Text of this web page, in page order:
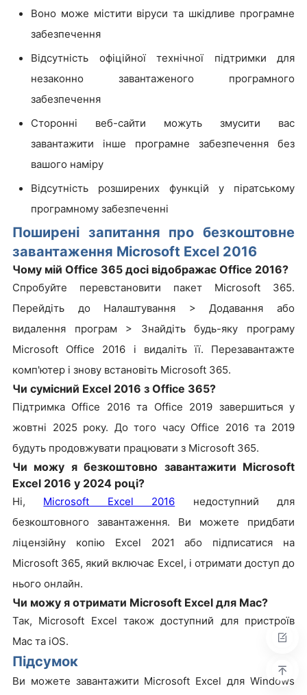
Воно може містити віруси та шкідливе програмне
забезпечення
Відсутність офіційної технічної підтримки для
незаконно завантаженого програмного
забезпечення
Сторонні веб-сайти можуть змусити вас
завантажити інше програмне забезпечення без
вашого наміру
Відсутність розширених функцій у піратському
програмному забезпеченні
Поширені запитання про безкоштовне
завантаження Microsoft Excel 2016
Чому мій Office 365 досі відображає Office 2016?
Спробуйте перевстановити пакет Microsoft 365.
Перейдіть до Налаштування > Додавання або
видалення програм > Знайдіть будь-яку програму
Microsoft Office 2016 і видаліть її. Перезавантажте
комп'ютер і знову встановіть Microsoft 365.
Чи сумісний Excel 2016 з Office 365?
Підтримка Office 2016 та Office 2019 завершиться у
жовтні 2025 року. До того часу Office 2016 та 2019
будуть продовжувати працювати з Microsoft 365.
Чи можу я безкоштовно завантажити Microsoft
Excel 2016 у 2024 році?
Ні, Microsoft Excel 2016 недоступний для
безкоштовного завантаження. Ви можете придбати
ліцензійну копію Excel 2021 або підписатися на
Microsoft 365, який включає Excel, і отримати доступ до
нього онлайн.
Чи можу я отримати Microsoft Excel для Mac?
Так, Microsoft Excel також доступний для пристроїв
Mac та iOS.
Підсумок
Ви можете завантажити Microsoft Excel для Windows